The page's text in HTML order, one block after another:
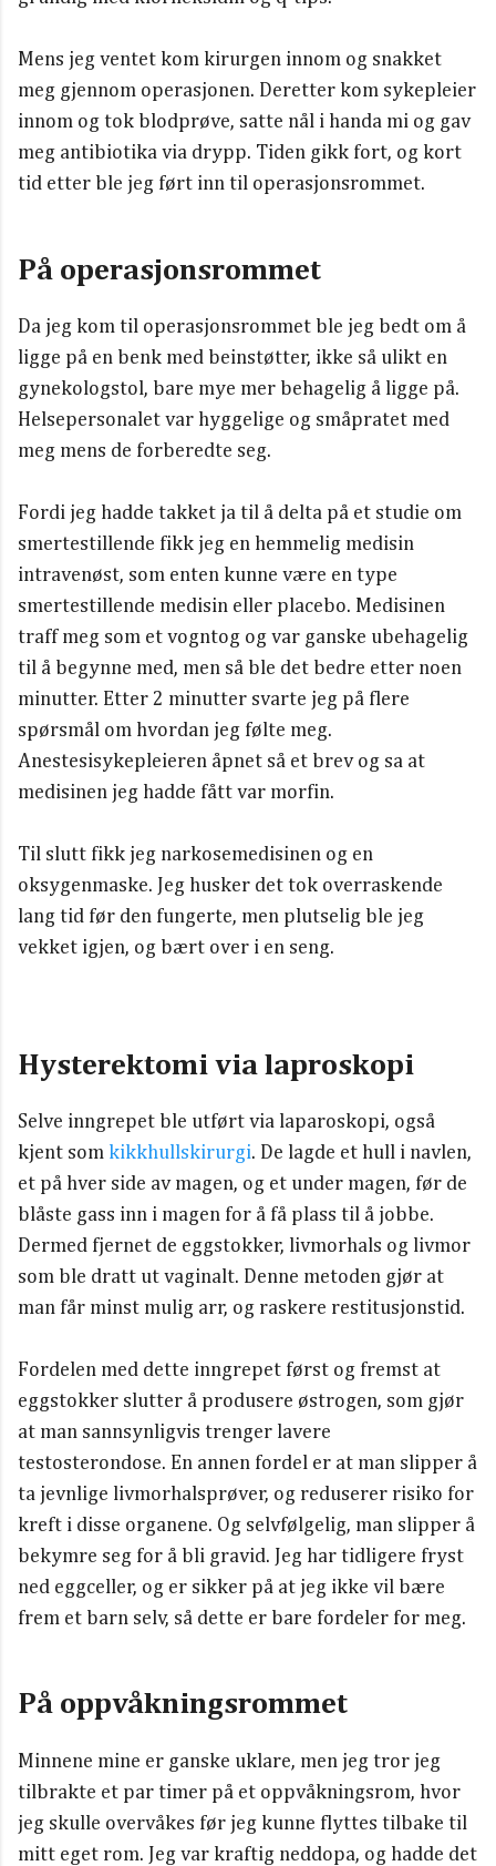
Mens jeg ventet kom kirurgen innom og snakket
meg gjennom operasjonen. Deretter kom sykepleier
innom og tok blodprøve, satte nål i handa mi og gav
meg antibiotika via drypp. Tiden gikk fort, og kort
tid etter ble jeg ført inn til operasjonsrommet.
På operasjonsrommet
Da jeg kom til operasjonsrommet ble jeg bedt om å
ligge på en benk med beinstøtter, ikke så ulikt en
gynekologstol, bare mye mer behagelig å ligge på.
Helsepersonalet var hyggelige og småpratet med
meg mens de forberedte seg.
Fordi jeg hadde takket ja til å delta på et studie om
smertestillende fikk jeg en hemmelig medisin
intravenøst, som enten kunne være en type
smertestillende medisin eller placebo. Medisinen
traff meg som et vogntog og var ganske ubehagelig
til å begynne med, men så ble det bedre etter noen
minutter. Etter 2 minutter svarte jeg på flere
spørsmål om hvordan jeg følte meg.
Anestesisykepleieren åpnet så et brev og sa at
medisinen jeg hadde fått var morfin.
Til slutt fikk jeg narkosemedisinen og en
oksygenmaske. Jeg husker det tok overraskende
lang tid før den fungerte, men plutselig ble jeg
vekket igjen, og bært over i en seng.
Hysterektomi via laproskopi
Selve inngrepet ble utført via laparoskopi, også
kjent som kikkhullskirurgi. De lagde et hull i navlen,
et på hver side av magen, og et under magen, før de
blåste gass inn i magen for å få plass til å jobbe.
Dermed fjernet de eggstokker, livmorhals og livmor
som ble dratt ut vaginalt. Denne metoden gjør at
man får minst mulig arr, og raskere restitusjonstid.
Fordelen med dette inngrepet først og fremst at
eggstokker slutter å produsere østrogen, som gjør
at man sannsynligvis trenger lavere
testosterondose. En annen fordel er at man slipper å
ta jevnlige livmorhalsprøver, og reduserer risiko for
kreft i disse organene. Og selvfølgelig, man slipper å
bekymre seg for å bli gravid. Jeg har tidligere fryst
ned eggceller, og er sikker på at jeg ikke vil bære
frem et barn selv, så dette er bare fordeler for meg.
På oppvåkningsrommet
Minnene mine er ganske uklare, men jeg tror jeg
tilbrakte et par timer på et oppvåkningsrom, hvor
jeg skulle overvåkes før jeg kunne flyttes tilbake til
mitt eget rom. Jeg var kraftig neddopa, og hadde det